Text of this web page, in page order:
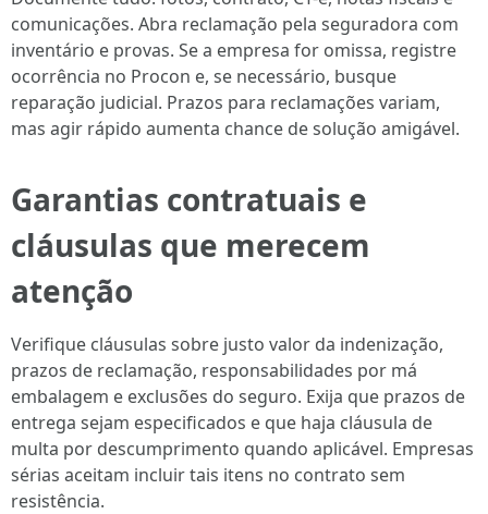
comunicações. Abra reclamação pela seguradora com
inventário e provas. Se a empresa for omissa, registre
ocorrência no Procon e, se necessário, busque
reparação judicial. Prazos para reclamações variam,
mas agir rápido aumenta chance de solução amigável.
Garantias contratuais e
cláusulas que merecem
atenção
Verifique cláusulas sobre justo valor da indenização,
prazos de reclamação, responsabilidades por má
embalagem e exclusões do seguro. Exija que prazos de
entrega sejam especificados e que haja cláusula de
multa por descumprimento quando aplicável. Empresas
sérias aceitam incluir tais itens no contrato sem
resistência.